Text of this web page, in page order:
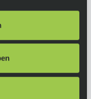
shi